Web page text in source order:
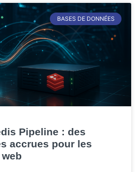
BASES DE DONNÉES
Pipeline : des
accrues pour les